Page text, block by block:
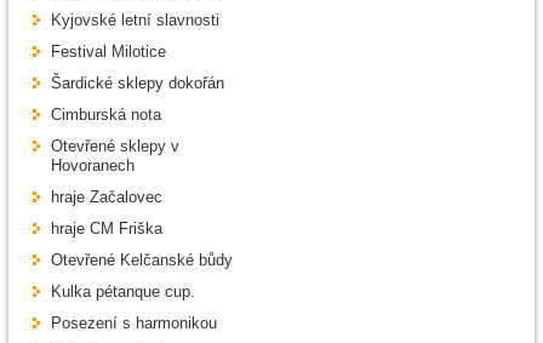
Kyjovské letní slavnosti
Festival Milotice
Šardické sklepy dokořán
Cimburská nota
Otevřené sklepy v
Hovoranech
hraje Začalovec
hraje CM Friška
Otevřené Kelčanské bůdy
Kulka pétanque cup.
Posezení s harmonikou